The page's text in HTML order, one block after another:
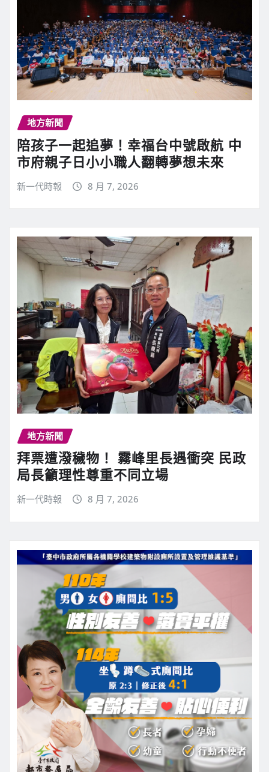
地方新聞
陪孩子一起追夢！幸福台中號啟航 中
市府親子日小小職人翻轉夢想未來
新一代時報 8 月 7, 2026
地方新聞
拜票遭潑穢物！ 霧峰里長遇衝突 民政
局長籲理性尊重不同立場
新一代時報 8 月 7, 2026